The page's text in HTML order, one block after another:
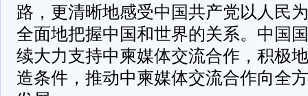
路，更清晰地感受中国共产党以人民
全面地把握中国和世界的关系。中国
续大力支持中柬媒体交流合作，积极
造条件，推动中柬媒体交流合作向全